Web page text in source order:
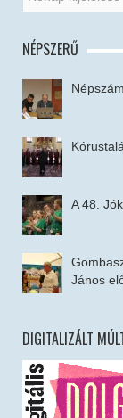
NÉPSZERŰ
A 48.
János
DIGITALIZÁLT